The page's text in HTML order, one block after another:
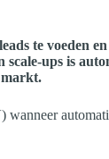
te voeden
ups is
markt.